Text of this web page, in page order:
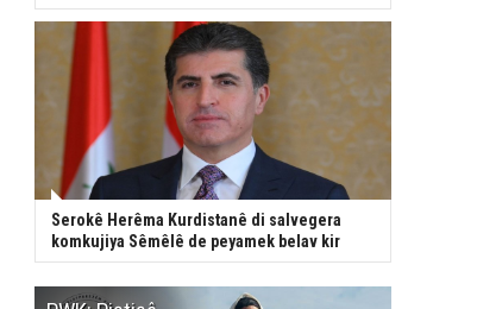
Serokê Herêma Kurdistanê di salvegera
komkujiya Sêmêlê de peyamek belav kir